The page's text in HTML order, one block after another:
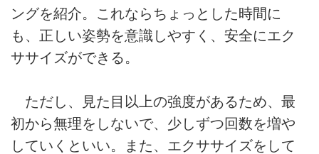
ングを紹介。これならちょっとした時間に
も、正しい姿勢を意識しやすく、安全にエク
ササイズができる。
ただし、見た目以上の強度があるため、最
初から無理をしないで、少しずつ回数を増や
していくといい。また、エクササイズをして